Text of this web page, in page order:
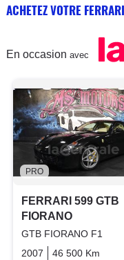
ACHETEZ VOTRE
En occasion avec
PRO
FERRARI 599 GTB
FIORANO
GTB FIORANO F1
2007
46 500 Km